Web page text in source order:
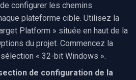
configurer les chemins
plateforme cible. Utilisez la
Platform » située en haut de la
du projet. Commencez la
« 32-bit Windows ».
de configuration de la